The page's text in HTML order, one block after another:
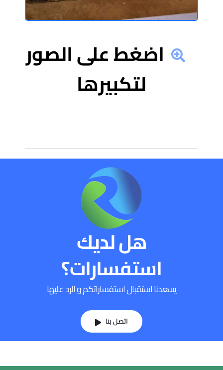
اضغط على الصور
لتكبيرها
هل لديك
استفسارات؟
يسعدنا استقبال استفساراتكم و الرد عليها
اتصل بنا